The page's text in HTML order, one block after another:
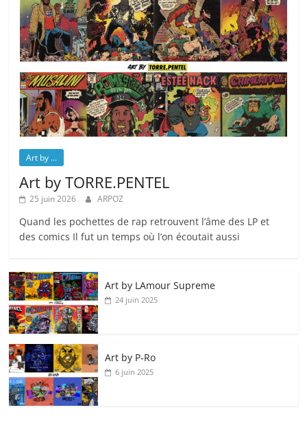
Art by ...
Art by TORRE.PENTEL
25 juin 2026 ARPOZ
Quand les pochettes de rap retrouvent l’âme des LP et
des comics Il fut un temps où l’on écoutait aussi
Art by LAmour Supreme
24 juin 2025
Art by P‑Ro
6 juin 2025